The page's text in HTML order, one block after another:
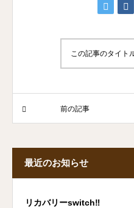
この記事のタイト
前の記事
最近のお知らせ
リカバリーswitch‼